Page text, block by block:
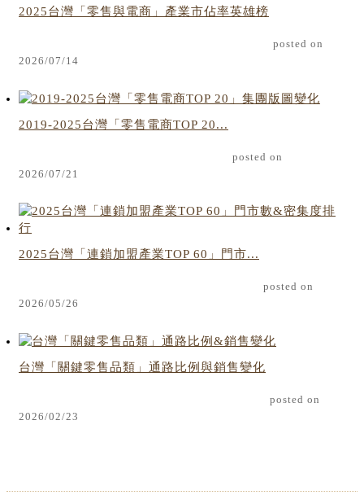
2025台灣「零售與電商」產業市佔率英雄榜
posted on
2026/07/14
2019-2025台灣「零售電商TOP 20...
posted on
2026/07/21
2025台灣「連鎖加盟產業TOP 60」門市...
posted on
2026/05/26
台灣「關鍵零售品類」通路比例與銷售變化
posted on
2026/02/23